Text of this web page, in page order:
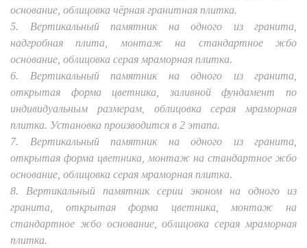
основание, облицовка чёрная гранитная плитка.
5. Вертикальный памятник на одного из гранита,
надгробная плита, монтаж на стандартное жбо
основание, облицовка серая мраморная плитка.
6. Вертикальный памятник на одного из гранита,
открытая форма цветника, заливной фундамент по
индивидуальным размерам, облицовка серая мраморная
плитка. Установка производится в 2 этапа.
7. Вертикальный памятник на одного из гранита,
открытая форма цветника, монтаж на стандартное жбо
основание, облицовка серая мраморная плитка.
8. Вертикальный памятник серии эконом на одного из
гранита, открытая форма цветника, монтаж на
стандартное жбо основание, облицовка серая мраморная
плитка.